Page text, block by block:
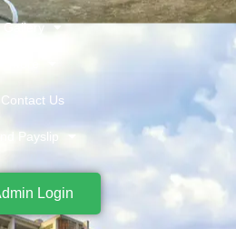
Gallery
Contact Us
Payslip
Login